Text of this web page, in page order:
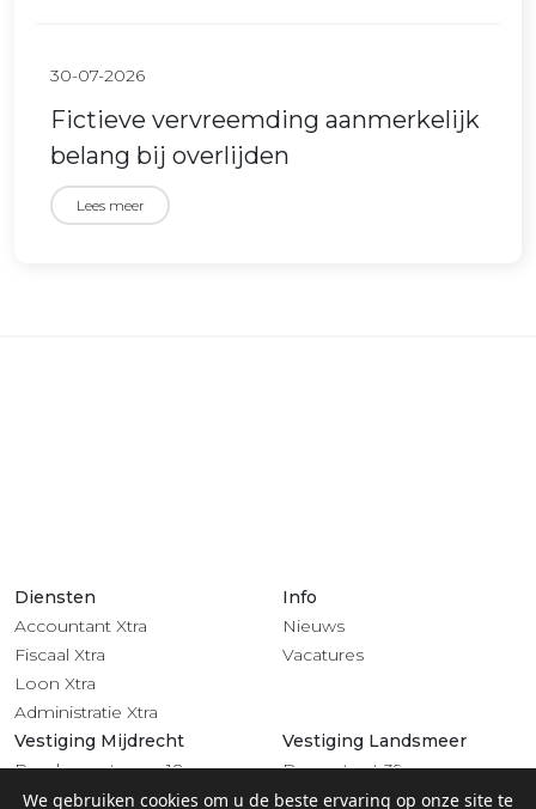
30-07-2026
Fictieve vervreemding aanmerkelijk
belang bij overlijden
Lees meer
Diensten
Accountant Xtra
Fiscaal Xtra
Loon Xtra
Administratie Xtra
Info
Nieuws
Vacatures
Vestiging Mijdrecht
Rendementsweg 18
3641 SL Mijdrecht
Vestiging Landsmeer
Dorpsstraat 39
1121 BV Landsmeer
We gebruiken cookies om u de beste ervaring op onze site te